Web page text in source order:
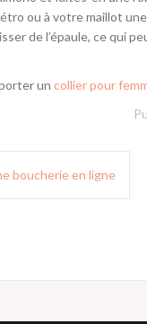
ou à votre maillot
de l’épaule, ce qui
un collier pour
boucherie en ligne